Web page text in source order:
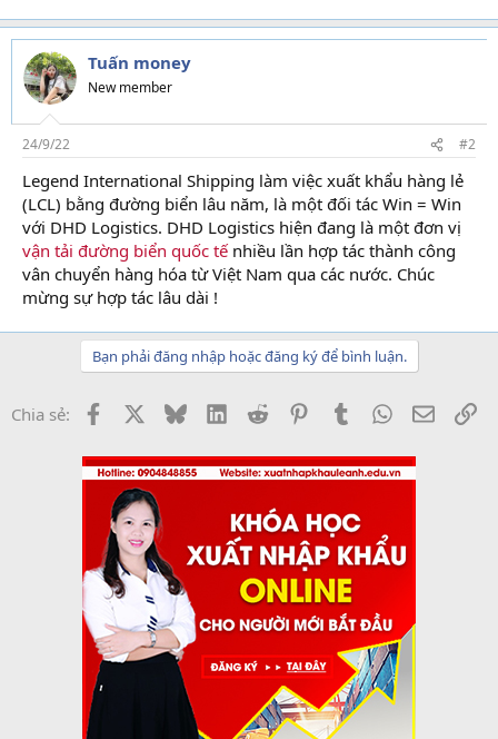
Tuấn money
New member
24/9/22 #2
Legend International Shipping làm việc xuất khẩu hàng lẻ
(LCL) bằng đường biển lâu năm, là một đối tác Win = Win
với DHD Logistics. DHD Logistics hiện đang là một đơn vị
vận tải đường biển quốc tế nhiều lần hợp tác thành công
vân chuyển hàng hóa từ Việt Nam qua các nước. Chúc
mừng sự hợp tác lâu dài !
Bạn phải đăng nhập hoặc đăng ký để bình luận.
Chia sẻ: Facebook BlueskyLinkedInReddit PinterestTumblrWhatsApp
Email